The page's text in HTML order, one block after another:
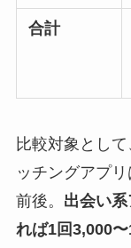
合計
比較対象とし
ッチングアプ
前後。 出会い
れば1回3,000〜